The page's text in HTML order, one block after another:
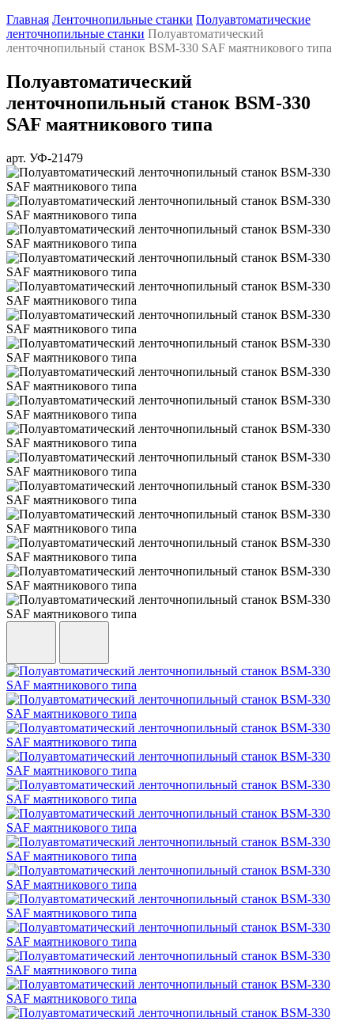
Главная Ленточнопильные станки Полуавтоматические
ленточнопильные станки Полуавтоматический
ленточнопильный станок BSM-330 SAF маятникового типа
Полуавтоматический
ленточнопильный станок BSM-330
SAF маятникового типа
арт. УФ-21479